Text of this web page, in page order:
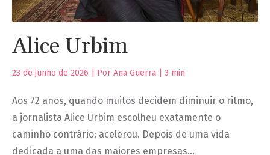
Alice Urbim
23 de junho de 2026 | Por Ana Guerra | 3 min
Aos 72 anos, quando muitos decidem diminuir o ritmo,
a jornalista Alice Urbim escolheu exatamente o
caminho contrário: acelerou. Depois de uma vida
dedicada a uma das maiores empresas…